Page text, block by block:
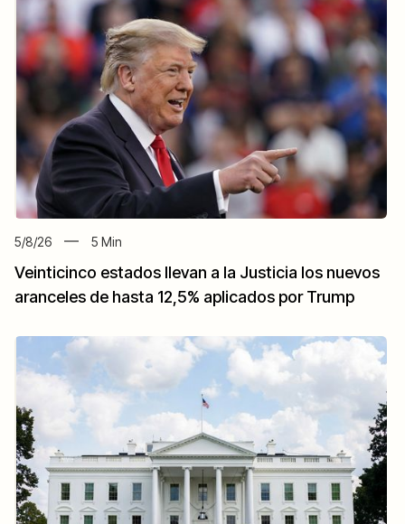
5/8/26 5 Min
Veinticinco estados llevan a la Justicia los nuevos
aranceles de hasta 12,5% aplicados por Trump